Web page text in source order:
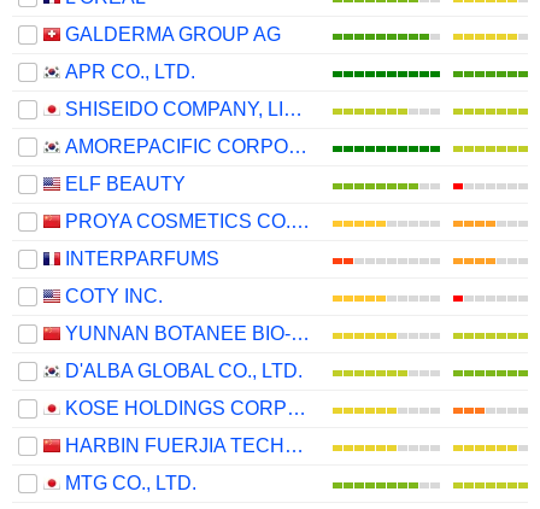
GALDERMA GROUP AG
APR CO., LTD.
SHISEIDO COMPANY, LIMITED
AMOREPACIFIC CORPORATION
ELF BEAUTY
PROYA COSMETICS CO.,LTD.
INTERPARFUMS
COTY INC.
YUNNAN BOTANEE BIO-TECHNOLOGY GROUP CO.LTD
D'ALBA GLOBAL CO., LTD.
KOSE HOLDINGS CORPORATION
HARBIN FUERJIA TECHNOLOGY CO., LTD.
MTG CO., LTD.